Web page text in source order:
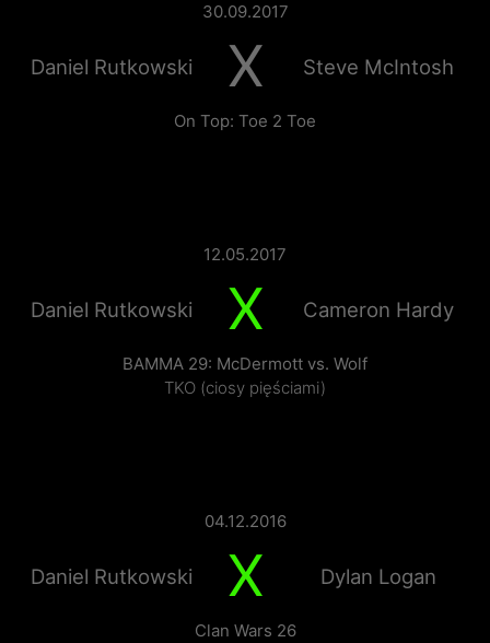
30.09.2017
Daniel Rutkowski X Steve McIntosh
On Top: Toe 2 Toe
12.05.2017
Daniel Rutkowski X Cameron Hardy
BAMMA 29: McDermott vs. Wolf
TKO (ciosy pięściami)
04.12.2016
Daniel Rutkowski X Dylan Logan
Clan Wars 26